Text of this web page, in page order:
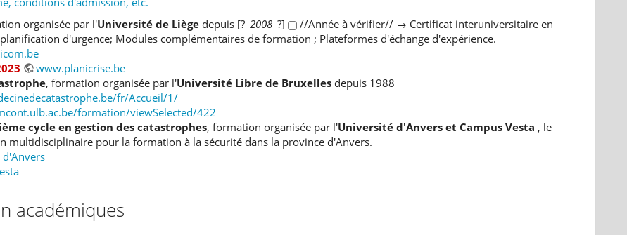
organisée par l'Université de Liège depuis [?_ 2008 _?] //Année à vérifier// → Certificat interuniversitaire en
d'urgence; Modules complémentaires de formation ; Plateformes d'échange d'expérience.
www.planicrise.be
, formation organisée par l'Université Libre de Bruxelles depuis 1988
fr/Accueil/1/
formation/viewSelected/422
cycle en gestion des catastrophes, formation organisée par l'Université d'Anvers et Campus Vesta , le
multidisciplinaire pour la formation à la sécurité dans la province d'Anvers.
académiques